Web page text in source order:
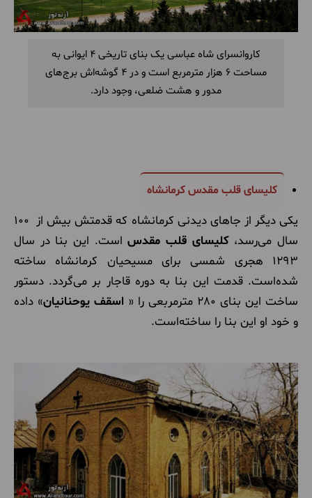
کاروانسرای شاه عباسی یک بنای تاریخی 4 ایوانی به
مساحت 6 هزار مترمربع است و در 4 گوشه‌اش برج‌های
مدور و هشت ضلعی، وجود دارد.
کلیسای قلب مقدس کرمانشاه
یکی دیگر از جاهای دیدنی کرمانشاه که قدمتش بیش از 100
سال می‌رسد،کلیسای قلب مقدساست. این بنا در سال
1293 هجری شمسی برای مسیحیان کرمانشاه ساخته
شده‌است. قدمت این بنا به دوره قاجار بر می‌گردد. دستور
ساخت این بنای 280 مترمربعی را «
اسقف یوحنانیان» داده
و خود او این بنا را ساخته‌است.